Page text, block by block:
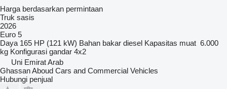
Harga berdasarkan permintaan
Truk sasis
2026
Euro 5
Daya 165 HP (121 kW) Bahan bakar diesel Kapasitas muat 6.000
kg Konfigurasi gandar 4x2
Uni Emirat Arab
Ghassan Aboud Cars and Commercial Vehicles
Hubungi penjual